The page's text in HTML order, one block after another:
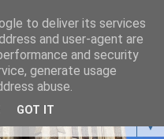
▼
to deliver its services
and user-agent are
and security
generate usage
abuse.
GOT IT